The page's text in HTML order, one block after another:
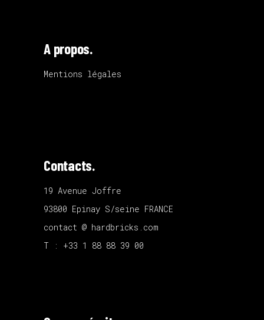
A propos.
Mentions légales
Contacts.
19 Avenue Joffre
93800 Epinay S/seine FRANCE
contact @ hardbricks.com
T : +33 1 88 88 39 00